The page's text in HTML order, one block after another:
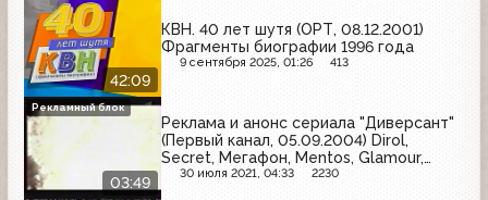
42:09
КВН. 40 лет шутя (ОРТ, 08.12.2001)
Фрагменты биографии 1996 года
9 сентября 2025, 01:26 413
03:49
Реклама и анонс сериала "Диверсант"
(Первый канал, 05.09.2004) Dirol,
Secret, Мегафон, Mentos, Glamour,
Толстяк, Kodak, Джинс
30 июля 2021, 04:33 2230
Рекламный блок